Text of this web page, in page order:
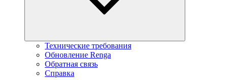
Технические требования
Обновление Renga
Обратная связь
Справка